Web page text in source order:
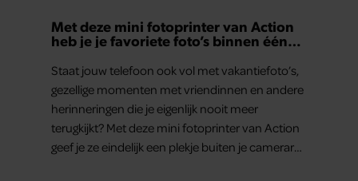
Met deze mini fotoprinter van Action
heb je je favoriete foto’s binnen één
Staat jouw telefoon ook vol met vakantiefoto’s,
gezellige momenten met vriendinnen en andere
herinneringen die je eigenlijk nooit meer
terugkijkt? Met deze mini fotoprinter van Action
geef je ze eindelijk een plekje buiten je camerarol.